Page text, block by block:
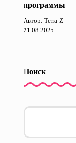
программы
Автор: Terra-Z
21.08.2025
Поиск